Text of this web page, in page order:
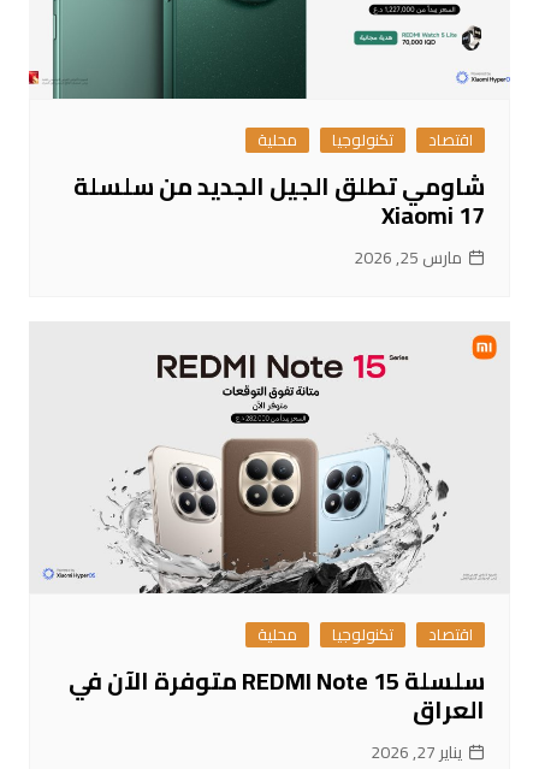
اقتصاد تكنولوجيا محلية
شاومي تطلق الجيل الجديد من سلسلة
Xiaomi 17
مارس 25, 2026
اقتصاد تكنولوجيا محلية
سلسلة REDMI Note 15 متوفرة الآن في
العراق
يناير 27, 2026